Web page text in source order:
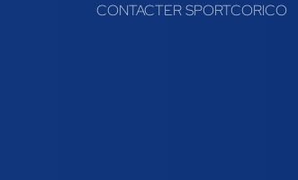
CONTACTER SPORTCORICO